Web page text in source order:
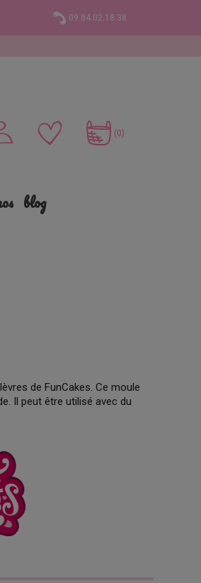
09.84.02.18.38
(0)
blog
de FunCakes. Ce moule
Il peut être utilisé avec du